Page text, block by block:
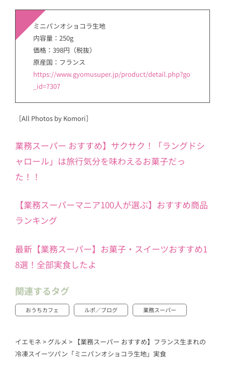
ミニパンオショコラ生地
内容量：250g
価格：398円（税抜）
原産国：フランス
https://www.gyomusuper.jp/product/detail.php?go
_id=7307
［All Photos by Komori］
業務スーパー おすすめ】サクサク！「ラングドシ
ャロール」は旅行気分を味わえるお菓子だっ
た！！
【業務スーパーマニア100人が選ぶ】おすすめ商品
ランキング
最新【業務スーパー】お菓子・スイーツおすすめ1
8選！全部実食したよ
関連するタグ
おうちカフェ ルポ／ブログ 業務スーパー
イエモネ > グルメ > 【業務スーパー おすすめ】フランス生まれの
冷凍スイーツパン「ミニパンオショコラ生地」実食